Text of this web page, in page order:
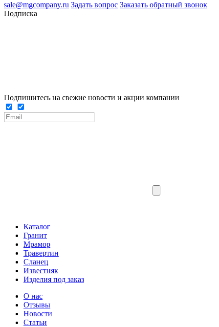
sale@mgcompany.ru Задать вопрос Заказать обратный звонок
Подписка
Подпишитесь на свежие новости и акции компании
Каталог
Гранит
Мрамор
Травертин
Сланец
Известняк
Изделия под заказ
О нас
Отзывы
Новости
Статьи